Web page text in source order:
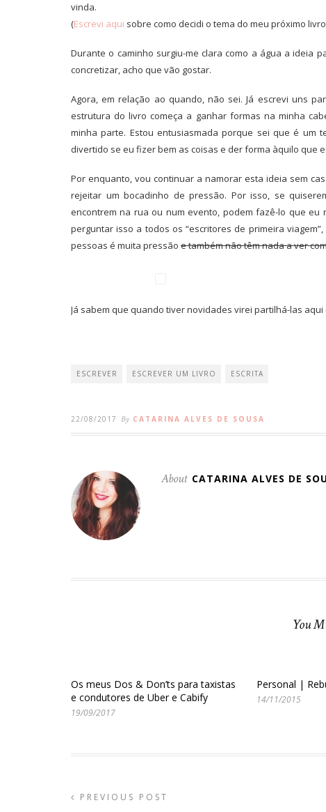
vinda.
(Escrevi aqui sobre como decidi o tema do meu próximo
Durante o caminho surgiu-me clara como a água a ideia
concretizar, acho que vão gostar.
Agora, em relação ao quando, não sei. Já escrevi uns
estrutura do livro começa a ganhar formas na minha
minha parte. Estou entusiasmada porque sei que é
divertido se eu fizer bem as coisas e der forma àquilo que
Por enquanto, vou continuar a namorar esta ideia sem
rejeitar um bocadinho de pressão. Por isso, se
encontrem na rua ou num evento, podem fazê-lo que
perguntar isso a todos os “escritores de primeira
pessoas é muita pressão e também não têm nada a ver
Já sabem que quando tiver novidades virei partilhá-las aqui
ESCREVER ESCREVER UM LIVRO ESCRITA
22/08/2017 By CATARINA ALVES DE SOUSA
About CATARINA ALVES DE
You
Os meus Dos & Don’ts para taxistas
e condutores de Uber e Cabify
19/09/2017
Personal |
14/11/2015
PREVIOUS POST